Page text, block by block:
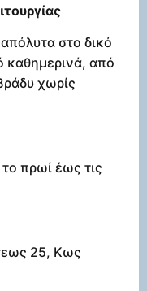
στο δικό
καθημερινά, από
χωρίς
πρωί έως τις
25, Κως